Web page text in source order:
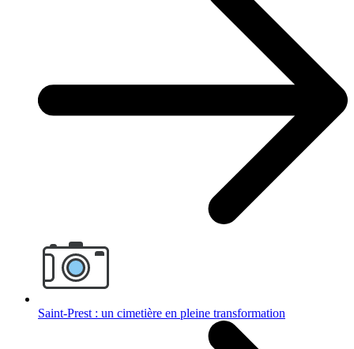
Saint-Prest : un cimetière en pleine transformation